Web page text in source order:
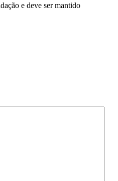
e deve ser mantido